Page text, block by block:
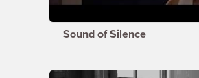
Sound of Silence